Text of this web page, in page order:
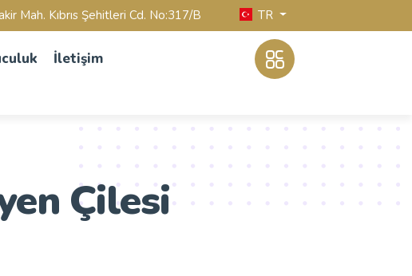
Mah. Kıbrıs Şehitleri Cd. No:317/B TR
İletişim
Çilesi